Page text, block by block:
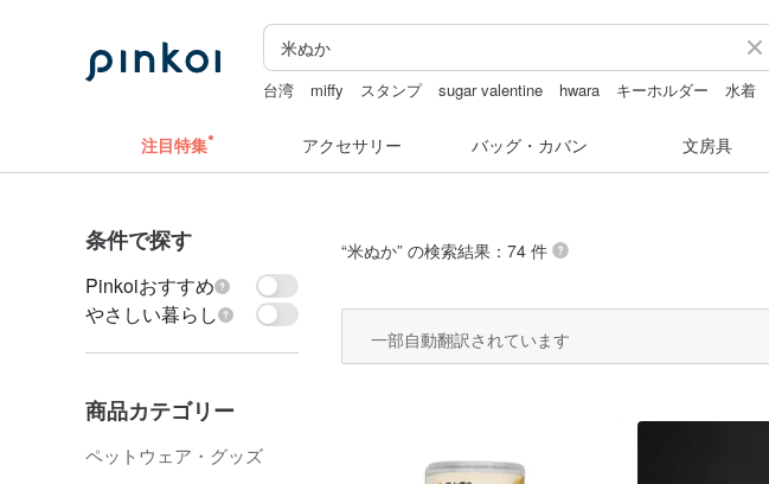
台湾 miffy スタンプ sugar valentine hwara キーホルダー
水着
注目特集 アクセサリー バッグ・カバン 文房具
条件で探す
Pinkoiおすすめ
やさしい暮らし
商品カテゴリー
ペットウェア・グッズ
“米ぬか” の検索結果：74 件
一部自動翻訳されています